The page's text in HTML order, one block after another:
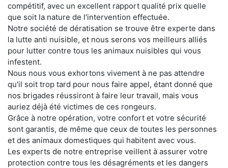
compétitif, avec un excellent rapport qualité prix quelle
que soit la nature de l'intervention effectuée.
Notre société de dératisation se trouve être experte dans
la lutte anti nuisible, et nous serons vos meilleurs alliés
pour lutter contre tous les animaux nuisibles qui vous
infestent.
Nous nous vous exhortons vivement à ne pas attendre
qu'il soit trop tard pour nous faire appel, étant donné que
nos brigades réussiront à faire leur travail, mais vous
auriez déjà été victimes de ces rongeurs.
Grâce à notre opération, votre confort et votre sécurité
sont garantis, de même que ceux de toutes les personnes
et des animaux domestiques qui habitent avec vous.
Les experts de notre entreprise veillent à assurer votre
protection contre tous les désagréments et les dangers